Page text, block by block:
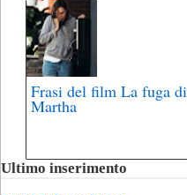
Frasi del film La fuga di
Martha
Ultimo inserimento